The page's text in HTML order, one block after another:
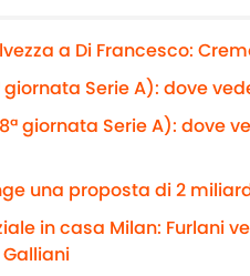
a Di Francesco:
Serie A): dove
giornata Serie A): dove
una proposta di 2
in casa Milan: Furlani